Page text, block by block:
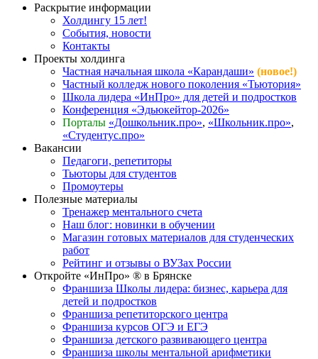
Раскрытие информации
Холдингу 15 лет!
События, новости
Контакты
Проекты холдинга
Частная начальная школа «Карандаши» (новое!)
Частный колледж нового поколения «Тьютория»
Школа лидера «ИнПро» для детей и подростков
Конференция «Эдьюкейтор-2026»
Порталы «Дошкольник.про», «Школьник.про»,
«Студентус.про»
Вакансии
Педагоги, репетиторы
Тьюторы для студентов
Промоутеры
Полезные материалы
Тренажер ментального счета
Наш блог: новинки в обучении
Магазин готовых материалов для студенческих
работ
Рейтинг и отзывы о ВУЗах России
Откройте «ИнПро» ® в Брянске
Франшиза Школы лидера: бизнес, карьера для
детей и подростков
Франшиза репетиторского центра
Франшиза курсов ОГЭ и ЕГЭ
Франшиза детского развивающего центра
Франшиза школы ментальной арифметики